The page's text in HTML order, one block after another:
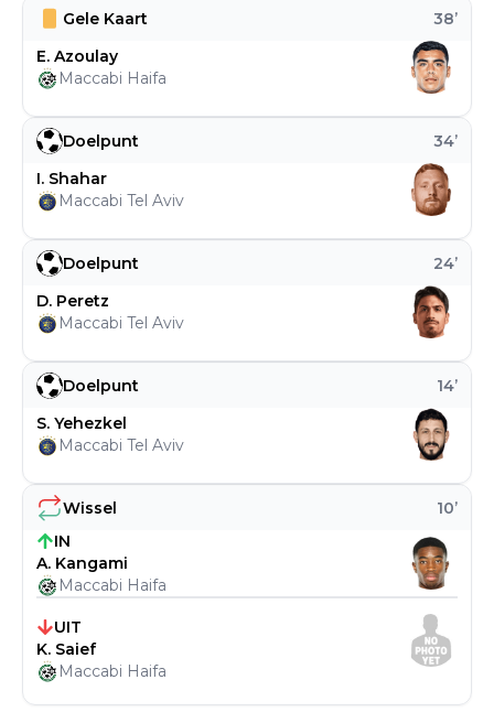
Wissel 10’
IN
A. Kangami
Maccabi Haifa
UIT
K. Saief
Maccabi Haifa
Doelpunt 14’
S. Yehezkel
Maccabi Tel Aviv
Doelpunt 24’
D. Peretz
Maccabi Tel Aviv
Doelpunt 34’
I. Shahar
Maccabi Tel Aviv
Gele Kaart 38’
E. Azoulay
Maccabi Haifa